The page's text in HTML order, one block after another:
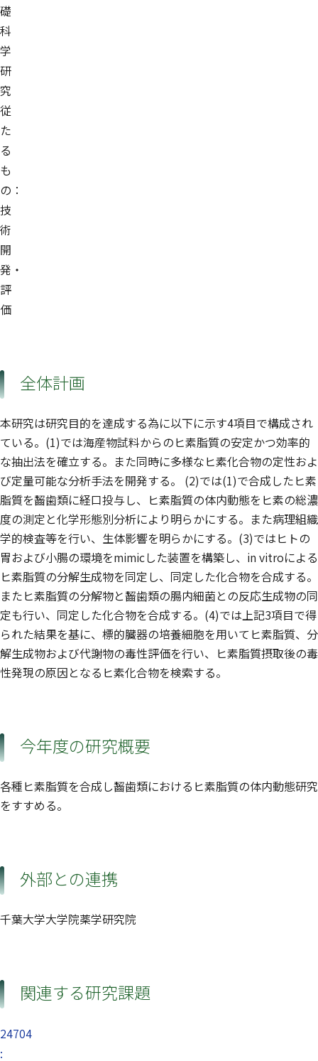
礎
科
学
研
究
従
た
る
も
の：
技
術
開
発・
評
価
全体計画
本研究は研究目的を達成する為に以下に示す4項目で構成され
ている。(1)では海産物試料からのヒ素脂質の安定かつ効率的
な抽出法を確立する。また同時に多様なヒ素化合物の定性およ
び定量可能な分析手法を開発する。 (2)では(1)で合成したヒ素
脂質を齧歯類に経口投与し、ヒ素脂質の体内動態をヒ素の総濃
度の測定と化学形態別分析により明らかにする。また病理組織
学的検査等を行い、生体影響を明らかにする。(3)ではヒトの
胃および小腸の環境をmimicした装置を構築し、in vitroによる
ヒ素脂質の分解生成物を同定し、同定した化合物を合成する。
またヒ素脂質の分解物と齧歯類の腸内細菌との反応生成物の同
定も行い、同定した化合物を合成する。(4)では上記3項目で得
られた結果を基に、標的臓器の培養細胞を用いてヒ素脂質、分
解生成物および代謝物の毒性評価を行い、ヒ素脂質摂取後の毒
性発現の原因となるヒ素化合物を検索する。
今年度の研究概要
各種ヒ素脂質を合成し齧歯類におけるヒ素脂質の体内動態研究
をすすめる。
外部との連携
千葉大学大学院薬学研究院
関連する研究課題
24704
: